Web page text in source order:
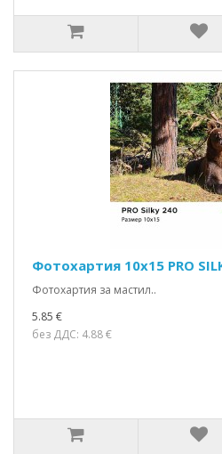
Фотохартия 10x15 PRO
Фотохартия за мастил..
5.85 €
без ДДС: 4.88 €